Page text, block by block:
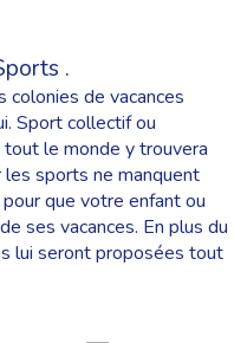
.
de vacances
Sport collectif ou
le monde y trouvera
les sports ne manquent
que votre enfant ou
ses vacances. En plus du
lui seront proposées tout